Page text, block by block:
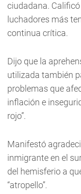
ciudadana.
luchadores más
continua crítica.
Dijo que la
utilizada también
problemas que
inflación e
rojo”.
Manifestó
inmigrante en el
del hemisferio a
“atropello”.